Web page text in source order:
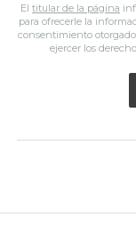
El titular de la página
para ofrecerle la
consentimiento otorgado
ejercer los